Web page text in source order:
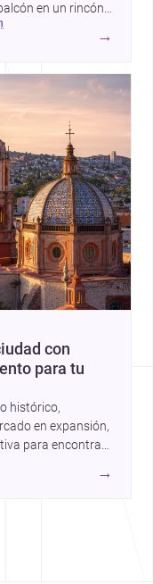
en un rincón
de escape.
→
con
para tu
histórico,
en expansión,
para encontrar
→